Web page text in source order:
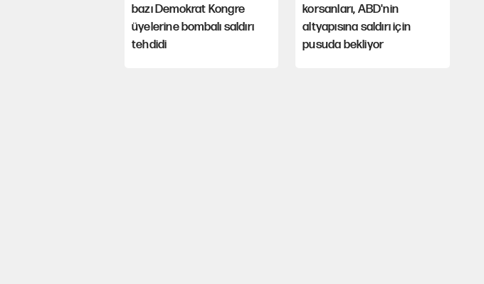
bazı Demokrat Kongre
üyelerine bombalı saldırı
tehdidi
korsanları, ABD'nin
altyapısına saldırı için
pusuda bekliyor